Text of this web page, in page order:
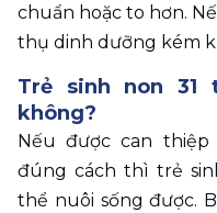
chuẩn hoặc to hơn.
thụ dinh dưỡng kém
Trẻ sinh non 31
không?
Nếu được can
đúng cách thì trẻ
thể nuôi sống được.